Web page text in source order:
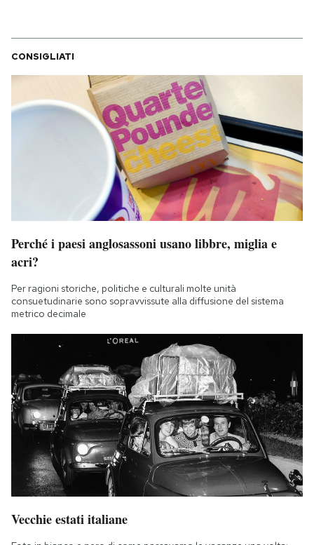
CONSIGLIATI
Perché i paesi anglosassoni usano libbre, miglia e
acri?
Per ragioni storiche, politiche e culturali molte unità
consuetudinarie sono sopravvissute alla diffusione del sistema
metrico decimale
Vecchie estati italiane